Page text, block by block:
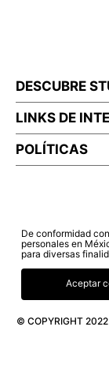
DESCUBRE
LINKS DE
POLÍTICAS
© COPYRIGHT 2022
De conformidad
personales en
para diversas
Aceptar